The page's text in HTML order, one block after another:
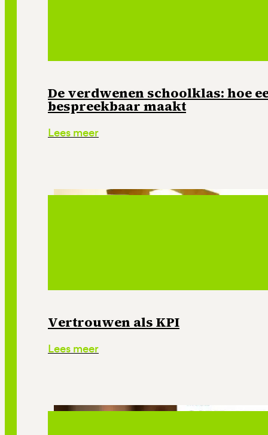
De verdwenen schoolklas: hoe
bespreekbaar maakt
Lees meer
Vertrouwen als KPI
Lees meer